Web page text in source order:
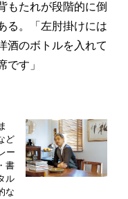
もたれが段階的に倒
る。「左肘掛けには
酒のボトルを入れて
です」
ど
ー
書
ル
な